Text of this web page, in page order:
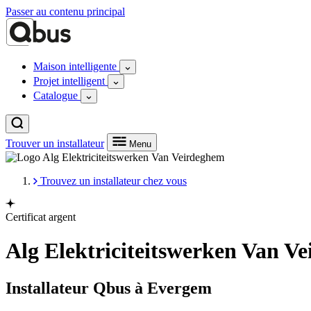
Passer au contenu principal
Maison intelligente
Projet intelligent
Catalogue
Trouver un installateur Menu
Trouvez un installateur chez vous
Certificat argent
Alg Elektriciteitswerken Van
Installateur Qbus à Evergem